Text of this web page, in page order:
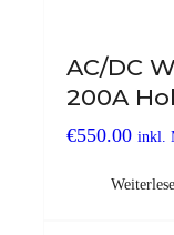
AC/DC
200A
€550.00 inkl.